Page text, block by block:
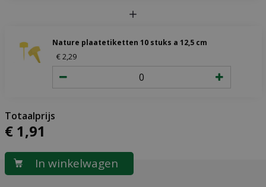
Nature plaatetiketten 10 stuks a 12,5 cm
€ 2 29
€ 1,91